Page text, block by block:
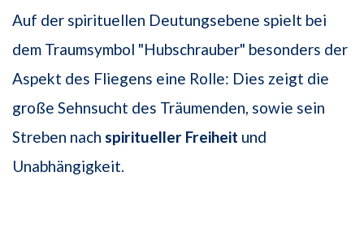
Auf der spirituellen Deutungsebene spielt bei
dem Traumsymbol "Hubschrauber" besonders der
Aspekt des Fliegens eine Rolle: Dies zeigt die
große Sehnsucht des Träumenden, sowie sein
Streben nach spiritueller Freiheit und
Unabhängigkeit.